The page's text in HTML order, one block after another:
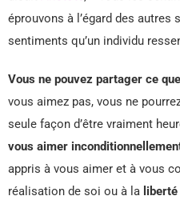
éprouvons à l’égard des autres
sentiments qu’un individu
Vous ne pouvez partager ce
vous aimez pas, vous ne
seule façon d’être vraiment
vous aimer
appris à vous aimer et à vous
réalisation de soi ou à la